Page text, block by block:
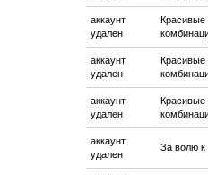
аккаунт
удален
Красивые
аккаунт
удален
Красивые
аккаунт
удален
Красивые
аккаунт
удален
За волю к